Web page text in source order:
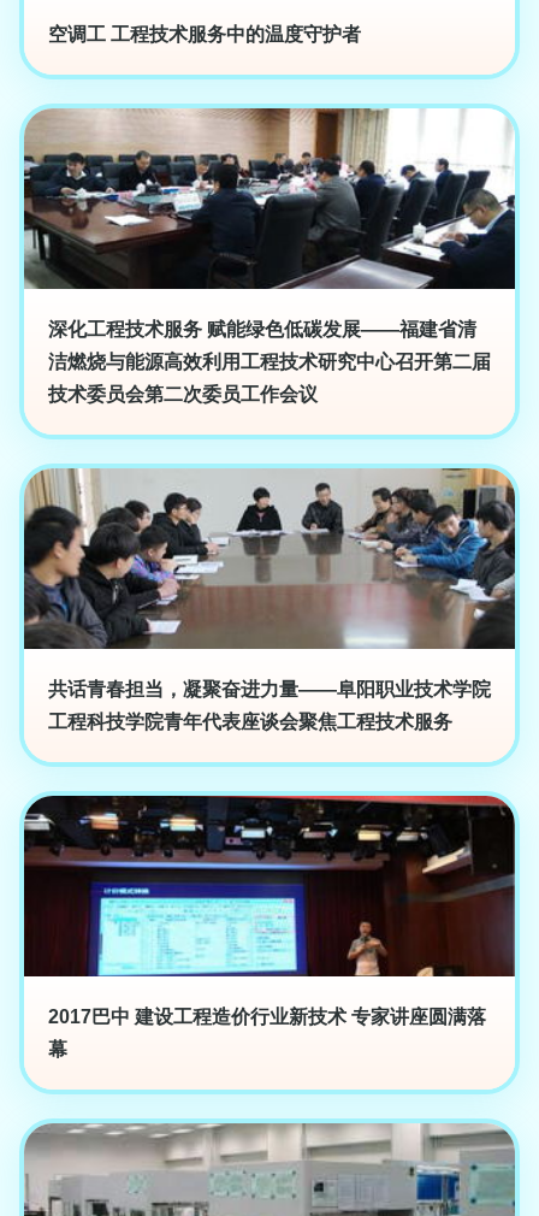
空调工 工程技术服务中的温度守护者
深化工程技术服务 赋能绿色低碳发展——福建省清
洁燃烧与能源高效利用工程技术研究中心召开第二届
技术委员会第二次委员工作会议
共话青春担当，凝聚奋进力量——阜阳职业技术学院
工程科技学院青年代表座谈会聚焦工程技术服务
2017巴中 建设工程造价行业新技术 专家讲座圆满落
幕